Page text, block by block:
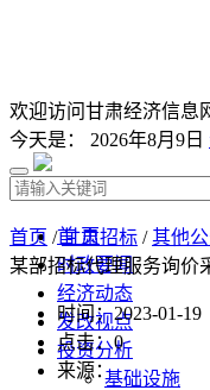
欢迎访问甘肃经济信息
今天是： 2026年8月9日
首 页
时政要闻
经济动态
发改视点
投资分析
基础设施
首页 /甘肃招标 /其他
某部招标代理服务询价
时间：2023-01-19
点击：0
来源：